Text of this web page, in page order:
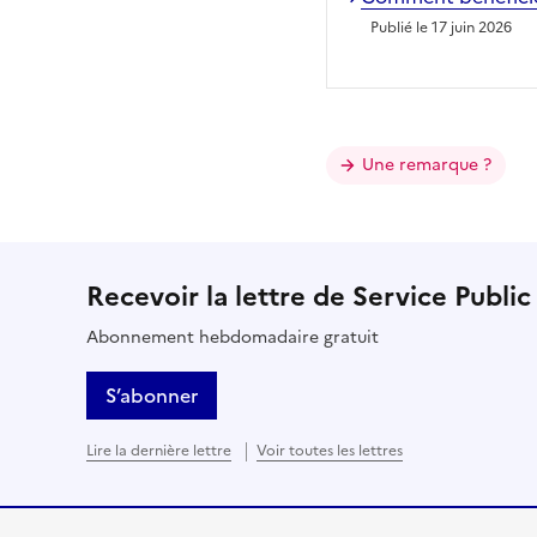
Publié le 17 juin 2026
Une remarque ?
Recevoir la lettre de Service Public
Abonnement hebdomadaire gratuit
S’abonner
Lire la dernière lettre Voir toutes les lettres